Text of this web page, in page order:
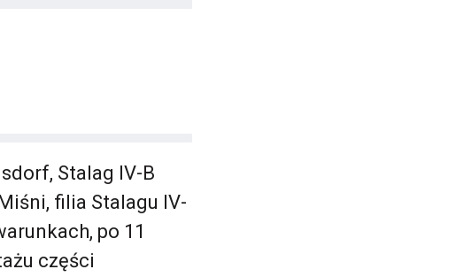
Stalag IV-B
filia Stalagu IV-
po 11
części